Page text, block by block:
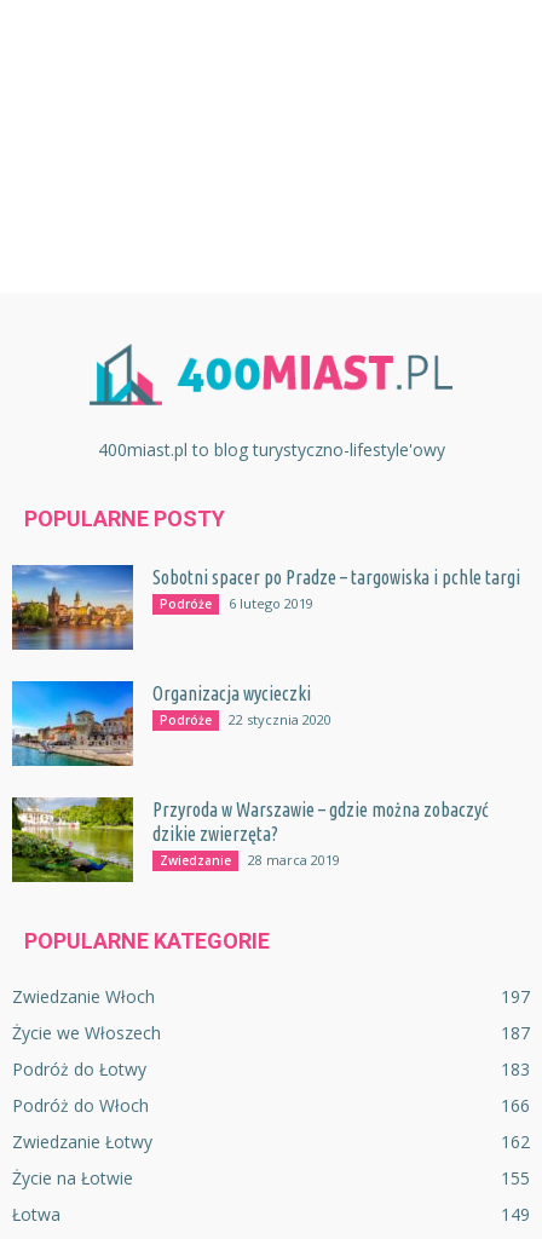
400miast.pl to blog turystyczno-lifestyle'owy
POPULARNE POSTY
Sobotni spacer po Pradze – targowiska i pchle targi
Podróże 6 lutego 2019
Organizacja wycieczki
Podróże 22 stycznia 2020
Przyroda w Warszawie – gdzie można zobaczyć
dzikie zwierzęta?
Zwiedzanie 28 marca 2019
POPULARNE KATEGORIE
Zwiedzanie Włoch
197
Życie we Włoszech
187
Podróż do Łotwy
183
Podróż do Włoch
166
Zwiedzanie Łotwy
162
Życie na Łotwie
155
Łotwa
149